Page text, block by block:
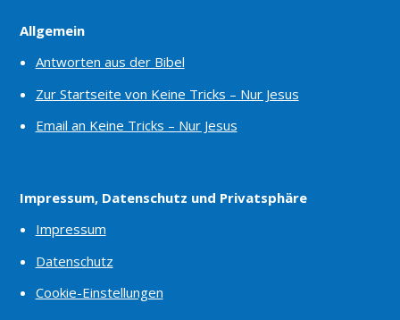
Allgemein
Antworten aus der Bibel
Zur Startseite von Keine Tricks – Nur Jesus
Email an Keine Tricks – Nur Jesus
Impressum, Datenschutz und Privatsphäre
Impressum
Datenschutz
Cookie-Einstellungen